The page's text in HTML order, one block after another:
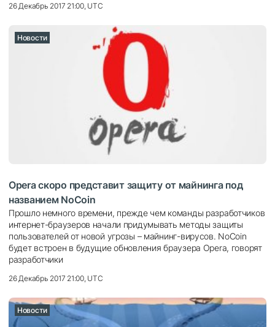
26 Декабрь 2017 21:00, UTC
Новости
Opera скоро представит защиту от майнинга под
названием NoCoin
Прошло немного времени, прежде чем команды разработчиков
интернет-браузеров начали придумывать методы защиты
пользователей от новой угрозы – майнинг-вирусов. NoCoin
будет встроен в будущие обновления браузера Opera, говорят
разработчики
26 Декабрь 2017 21:00, UTC
Новости